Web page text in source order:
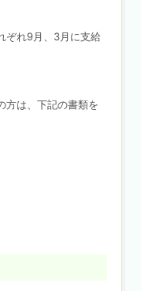
ぞれ9月、3月に支給
方は、下記の書類を